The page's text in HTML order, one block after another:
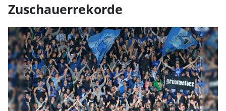
Zuschauerrekorde